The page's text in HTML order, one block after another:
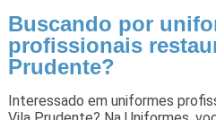
Buscando por
profissionais
Prudente?
Interessado em uniformes